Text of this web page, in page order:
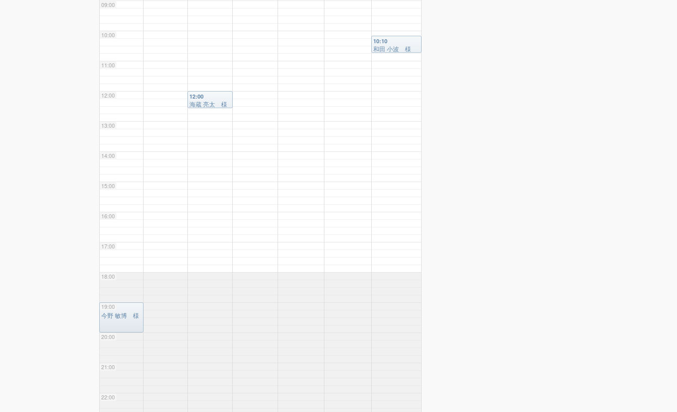
09:00
10:00
11:00
12:00
13:00
14:00
15:00
16:00
17:00
18:00
19:00
20:00
21:00
22:00
19:00
今野 敏博 様
12:00
海蔵 亮太 様
10:10
和田 小波 様